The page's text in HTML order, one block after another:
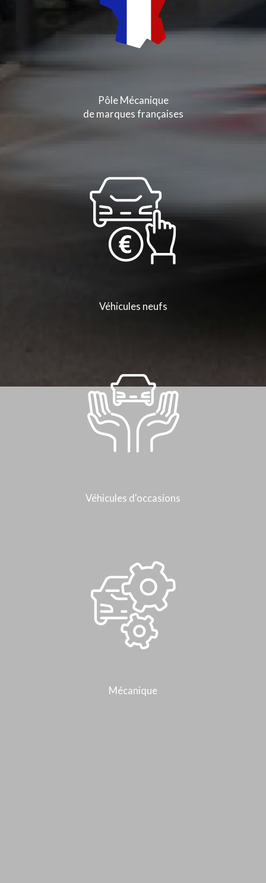
Pôle Mécanique
de marques françaises
Véhicules neufs
Véhicules d'occasions
Mécanique